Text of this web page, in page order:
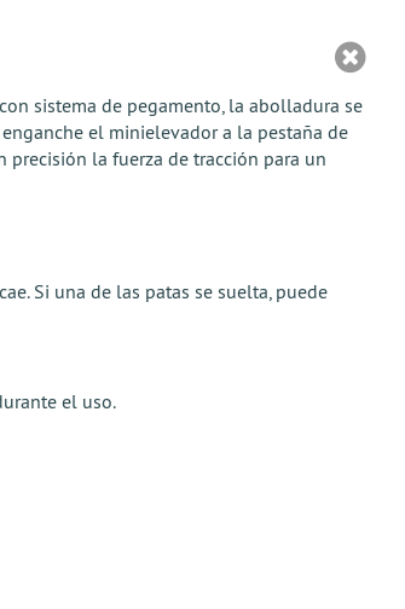
sistema de pegamento, la abolladura se
el minielevador a la pestaña de
precisión la fuerza de tracción para un
Si una de las patas se suelta, puede
el uso.